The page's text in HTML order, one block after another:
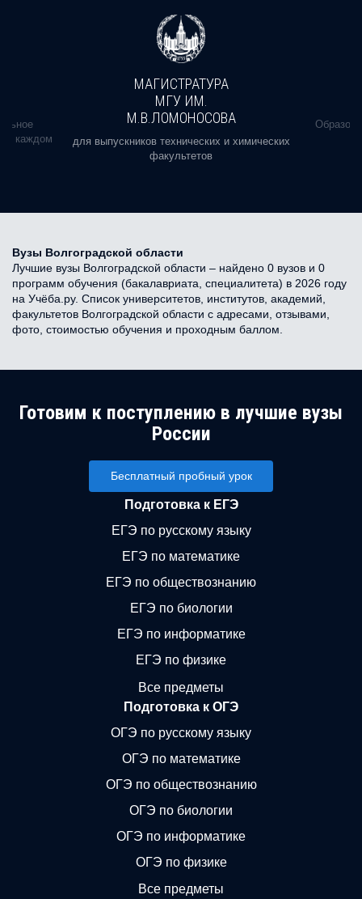
в каждом
МАГИСТРАТУРА
МГУ ИМ.
М.В.ЛОМОНОСОВА
для выпускников технических и химических
факультетов
Вузы Волгоградской области
Лучшие вузы Волгоградской области – найдено 0 вузов и 0
программ обучения (бакалавриата, специалитета) в 2026 году
на Учёба.ру. Список университетов, институтов, академий,
факультетов Волгоградской области с адресами, отзывами,
фото, стоимостью обучения и проходным баллом.
Готовим к поступлению в лучшие вузы
России
Бесплатный пробный урок
Подготовка к ЕГЭ
ЕГЭ по русскому языку
ЕГЭ по математике
ЕГЭ по обществознанию
ЕГЭ по биологии
ЕГЭ по информатике
ЕГЭ по физике
Все предметы
Подготовка к ОГЭ
ОГЭ по русскому языку
ОГЭ по математике
ОГЭ по обществознанию
ОГЭ по биологии
ОГЭ по информатике
ОГЭ по физике
Все предметы